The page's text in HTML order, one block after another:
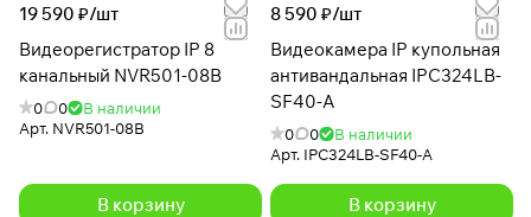
19 590 ₽/шт
Видеорегистратор IP 8
канальный NVR501-08B
0 0
В наличии
Арт. NVR501-08B
В корзину
8 590 ₽/шт
Видеокамера IP купольная
антивандальная IPC324LB-
SF40-A
0 0
В наличии
Арт. IPC324LB-SF40-A
В корзину